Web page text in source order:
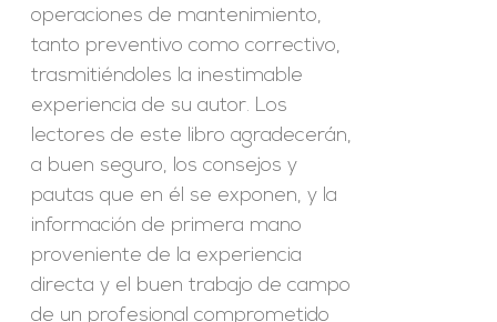
operaciones de mantenimiento,
tanto preventivo como correctivo,
trasmitiéndoles la inestimable
experiencia de su autor. Los
lectores de este libro agradecerán,
a buen seguro, los consejos y
pautas que en él se exponen, y la
información de primera mano
proveniente de la experiencia
directa y el buen trabajo de campo
de un profesional comprometido